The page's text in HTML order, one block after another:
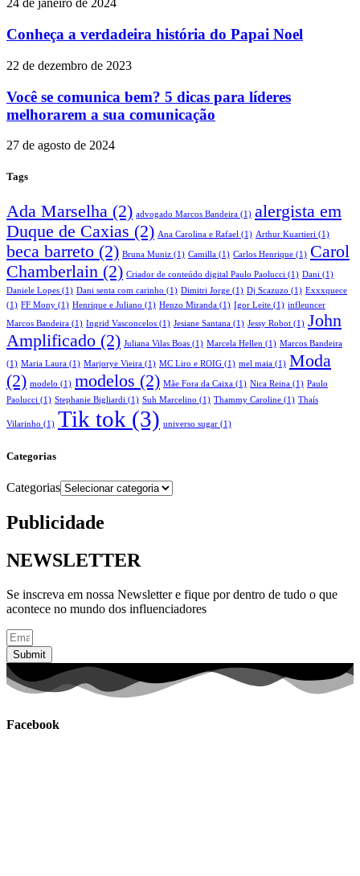
24 de janeiro de 2024
Conheça a verdadeira história do Papai Noel
22 de dezembro de 2023
Você se comunica bem? 5 dicas para líderes
melhorarem a sua comunicação
27 de agosto de 2024
Tags
Ada Marselha (2) advogado Marcos Bandeira (1) alergista em
Duque de Caxias (2) Ana Carolina e Rafael (1) Arthur Kuartieri (1)
beca barreto (2) Bruna Muniz (1) Camilla (1) Carlos Henrique (1) Carol
Chamberlain (2) Criador de conteúdo digital Paulo Paolucci (1) Dani (1)
Daniele Lopes (1) Dani senta com carinho (1) Dimitri Jorge (1) Dj Scazuzo (1) Exxxquece
(1) FF Mony (1) Henrique e Juliano (1) Henzo Miranda (1) Igor Leite (1) infleuncer
Marcos Bandeira (1) Ingrid Vasconcelos (1) Jesiane Santana (1) Jessy Robot (1) John
Amplificado (2) Juliana Vilas Boas (1) Marcela Hellen (1) Marcos Bandeira
(1) Maria Laura (1) Marjorye Vieira (1) MC Liro e ROIG (1) mel maia (1) Moda
(2) modelo (1) modelos (2) Mãe Fora da Caixa (1) Nica Reina (1) Paulo
Paolucci (1) Stephanie Bigliardi (1) Suh Marcelino (1) Thammy Caroline (1) Thaís
Vilarinho (1) Tik tok (3) universo sugar (1)
Categorias
Categorias
Publicidade
NEWSLETTER
Se inscreva em nossa Newsletter e fique por dentro de tudo o que
acontece no mundo dos influenciadores
Submit
Facebook